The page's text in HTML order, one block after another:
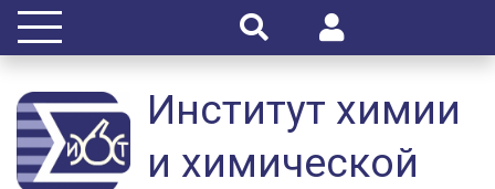
Институт химии
и химической